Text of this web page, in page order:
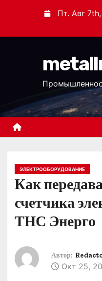
с
Пт. Авг
ЭЛЕКТРООБОРУДОВАНИЕ
Как
счетчика
ТНС Энерго
Автор:
Окт 25,